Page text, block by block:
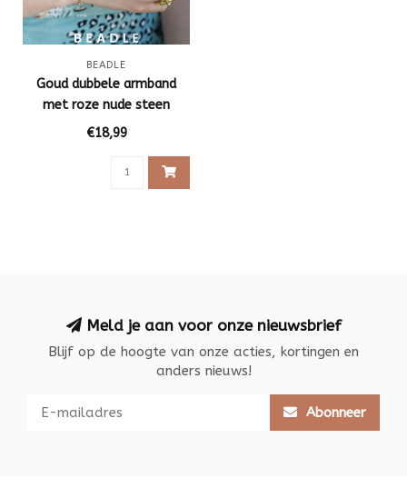
BEADLE
Goud dubbele armband
met roze nude steen
€18,99
Meld je aan voor onze nieuwsbrief
Blijf op de hoogte van onze acties, kortingen en
anders nieuws!
Abonneer